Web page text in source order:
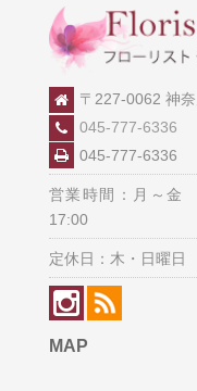
〒227-0062 神
045-777-6336
045-777-6336
営業時間：月～金
17:00
定休日：木・日曜日
MAP